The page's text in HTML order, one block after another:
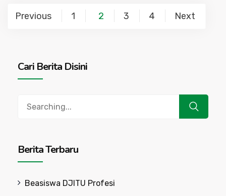
Posts
Previous 1 2 3 4 Next
Cari Berita Disini
Berita Terbaru
Beasiswa DJITU Profesi